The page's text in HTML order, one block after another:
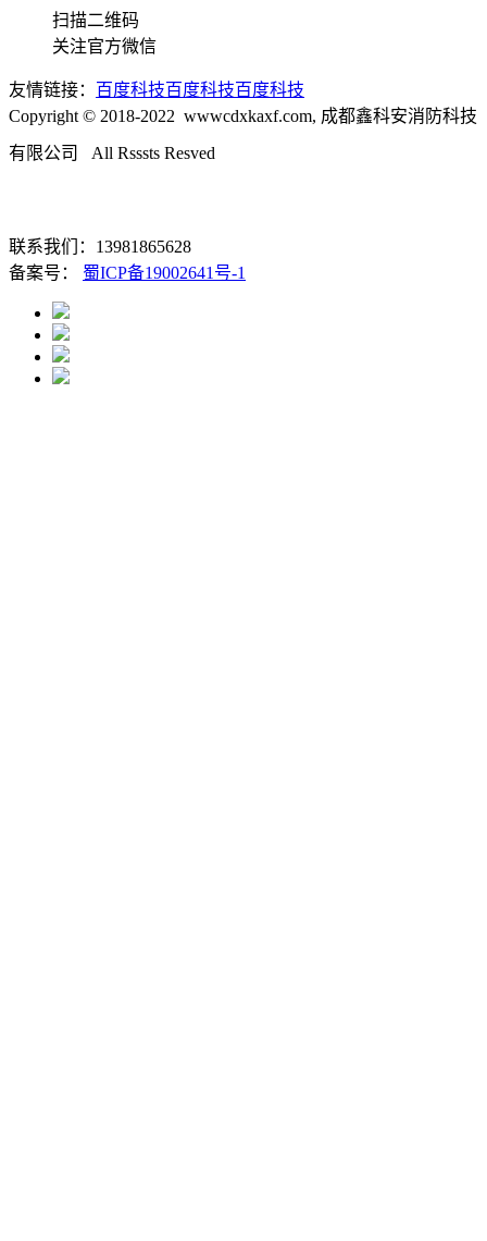
扫描二维码
关注官方微信
友情链接： 百度科技百度科技百度科技
Copyright © 2018-2022 wwwcdxkaxf.com, 成都鑫科安消防科技
有限公司 All Rsssts Resved
联系我们：13981865628
备案号：
蜀ICP备19002641号-1